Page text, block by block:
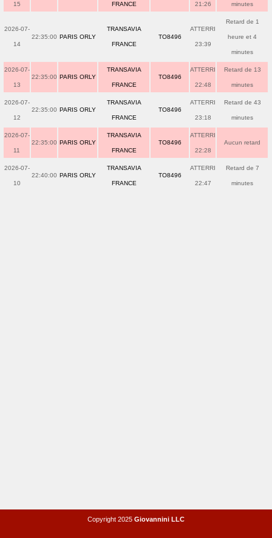
15 FRANCE 21:26 minutes
2026-07-
14
22:35:00 PARIS ORLY
TRANSAVIA
FRANCE
TO8496
ATTERRI
23:39
Retard de 1
heure et 4
minutes
2026-07-
13
22:35:00 PARIS ORLY
TRANSAVIA
FRANCE
TO8496
ATTERRI
22:48
Retard de 13
minutes
2026-07-
12
22:35:00 PARIS ORLY
TRANSAVIA
FRANCE
TO8496
ATTERRI
23:18
Retard de 43
minutes
2026-07-
11
22:35:00 PARIS ORLY
TRANSAVIA
FRANCE
TO8496
ATTERRI
22:28
Aucun retard
2026-07-
10
22:40:00 PARIS ORLY
TRANSAVIA
FRANCE
TO8496
ATTERRI
22:47
Retard de 7
minutes
Copyright 2025 Giovannini LLC